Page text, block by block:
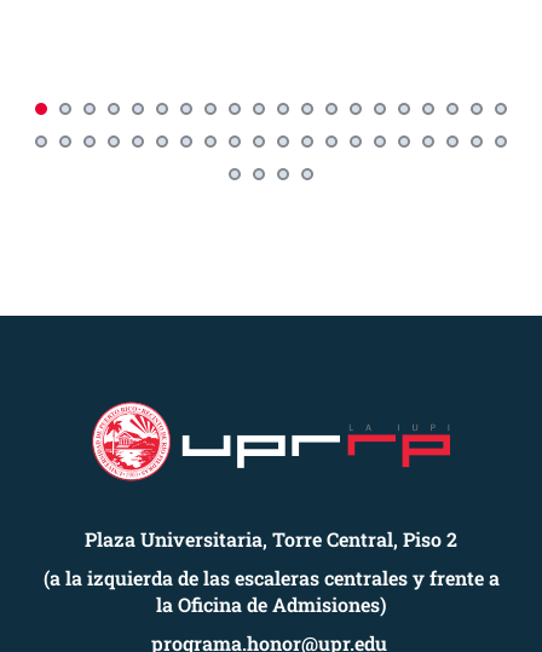
Plaza Universitaria, Torre Central, Piso 2
(a la izquierda de las escaleras centrales y frente a
la Oficina de Admisiones)
programa.honor@upr.edu